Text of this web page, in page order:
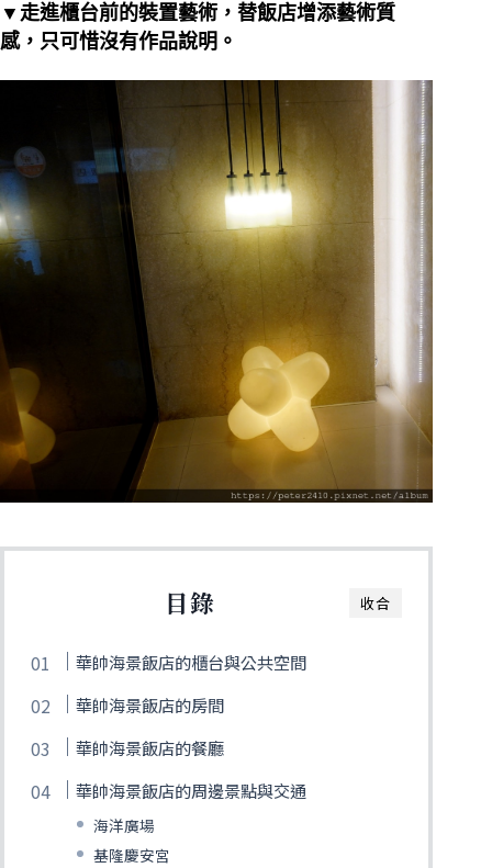
▼走進櫃台前的裝置藝術，替飯店增添藝術質
感，只可惜沒有作品說明。
收合
目錄
華帥海景飯店的櫃台與公共空間
華帥海景飯店的房間
華帥海景飯店的餐廳
華帥海景飯店的周邊景點與交通
海洋廣場
基隆慶安宮